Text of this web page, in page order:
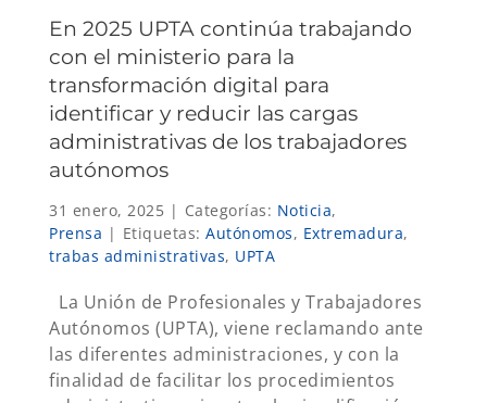
En 2025 UPTA continúa trabajando
con el ministerio para la
transformación digital para
identificar y reducir las cargas
administrativas de los trabajadores
autónomos
31 enero, 2025 | Categorías: Noticia,
Prensa | Etiquetas: Autónomos, Extremadura,
trabas administrativas, UPTA
La Unión de Profesionales y Trabajadores
Autónomos (UPTA), viene reclamando ante
las diferentes administraciones, y con la
finalidad de facilitar los procedimientos